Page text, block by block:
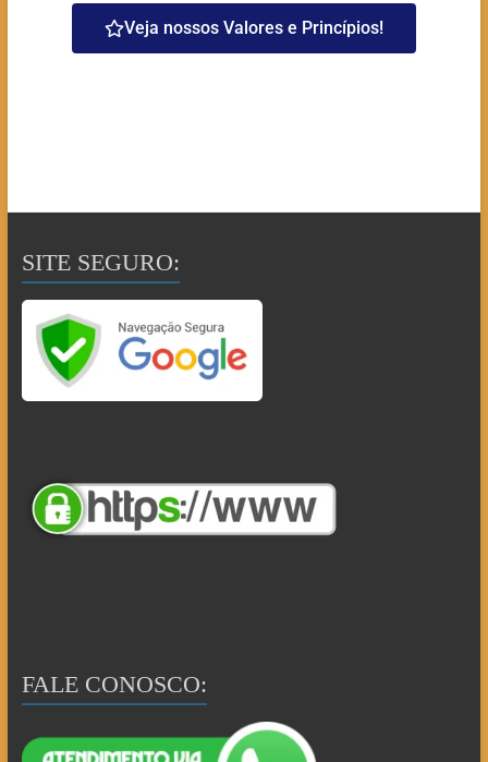
Veja nossos Valores e Princípios!
SITE SEGURO:
FALE CONOSCO: